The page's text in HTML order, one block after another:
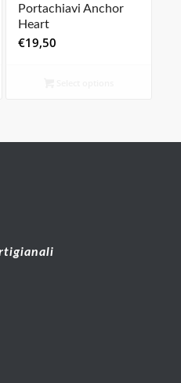
Portachiavi Anchor
Heart
€19,50